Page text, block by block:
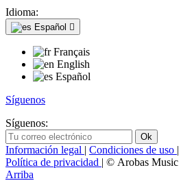
Idioma:
Español 
Français
English
Español
Síguenos
Síguenos:
Información legal | Condiciones de uso |
Política de privacidad | © Arobas Music
Arriba